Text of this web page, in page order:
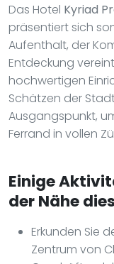
Das Hotel Kyriad
präsentiert sich
Aufenthalt, der
Entdeckung
hochwertigen
Schätzen der
Ausgangspunkt,
Ferrand in vollen
Einige
der Nähe
Erkunden Sie
Zentrum von